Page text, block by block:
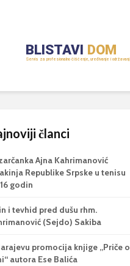
članci
Ajna Kahrimanović
Republike Srpske u tenisu
godin
i tevhid pred dušu rhm.
(Sejdo) Sakiba
promocija knjige „Priče o
autora Ese Balića